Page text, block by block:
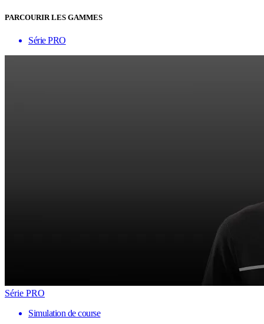
PARCOURIR LES GAMMES
Série PRO
Série PRO
Simulation de course